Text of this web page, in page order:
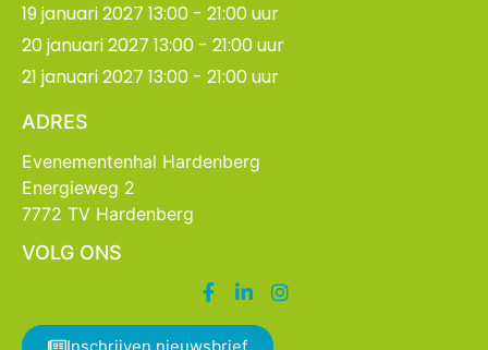
19 januari 2027 13:00 - 21:00 uur
20 januari 2027 13:00 - 21:00 uur
21 januari 2027 13:00 - 21:00 uur
ADRES
Evenementenhal Hardenberg
Energieweg 2
7772 TV Hardenberg
VOLG ONS
Inschrijven nieuwsbrief